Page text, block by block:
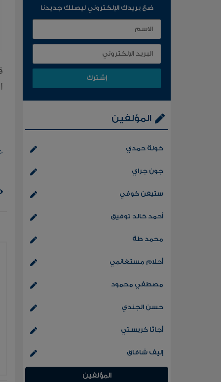
ضع بريدك الإلكتروني ليصلك جديدنا
المؤلفين
خولة حمدي
جون جراي
ستيفن كوفي
أحمد خالد توفيق
محمد طة
أحلام مستغانمي
مصطفي محمود
حسن الجندي
أجاثا كريستي
إليف شافاق
المؤلفين